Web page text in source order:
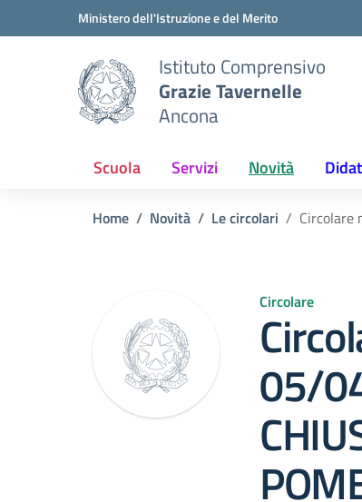
Vai ai contenuti
Vai al menu di navigazioneMinistero dell'Istruzione e del Merito
Istituto Comprensivo
Grazie Tavernelle
Ancona
Scuola Servizi Novità
Home Novità Le circolari Circolare
Circolare
05/